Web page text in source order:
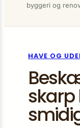
byggeri og
HAVE OG